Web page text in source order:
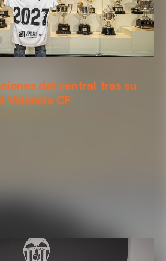
del central tras su
Valencia CF